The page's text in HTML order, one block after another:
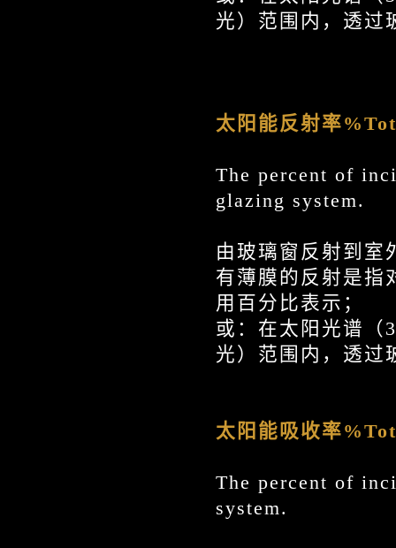
光）范围内，透过
太阳能反射率
The percent of
glazing system.
由玻璃窗反射到室
有薄膜的反射是指
用百分比表示；
或：在太阳光谱（
光）范围内，透过
太阳能吸收率
The percent of
system.